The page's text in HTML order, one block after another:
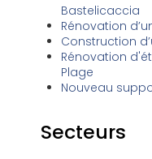
Bastelicaccia
Rénovation
Construction
Rénovation
Plage
Nouveau
Secteurs